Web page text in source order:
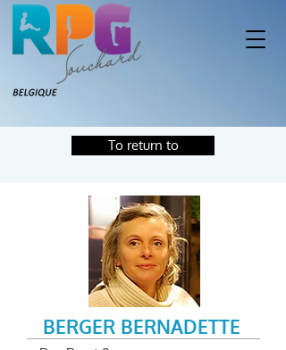
To return to
BERGER BERNADETTE